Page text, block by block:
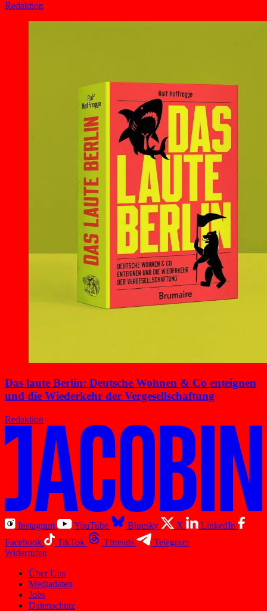
Redaktion
Das laute Berlin: Deutsche Wohnen & Co enteignen
und die Wiederkehr der Vergesellschaftung
Redaktion
Instagram YouTube Bluesky X
LinkedIn
Facebook
TikTok Threads
Telegram
Widerrufen
Über Uns
Mediadaten
Jobs
Datenschutz